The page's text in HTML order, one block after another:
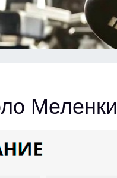
Меленки